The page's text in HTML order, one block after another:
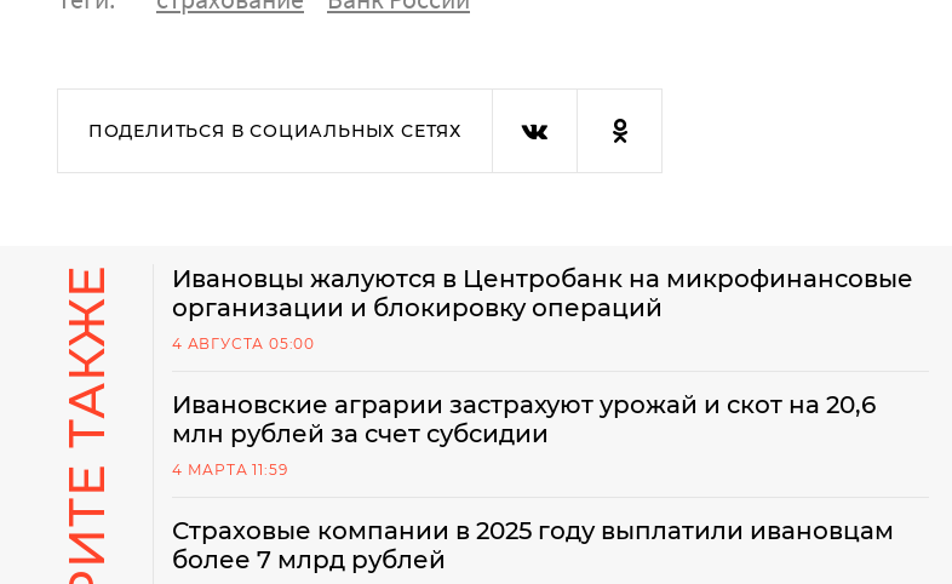
ПОДЕЛИТЬСЯ В СОЦИАЛЬНЫХ СЕТЯХ
Ивановцы жалуются в Центробанк на микрофинансовые
организации и блокировку операций
4 АВГУСТА 05:00
Ивановские аграрии застрахуют урожай и скот на 20,6
млн рублей за счет субсидии
4 МАРТА 11:59
Страховые компании в 2025 году выплатили ивановцам
более 7 млрд рублей